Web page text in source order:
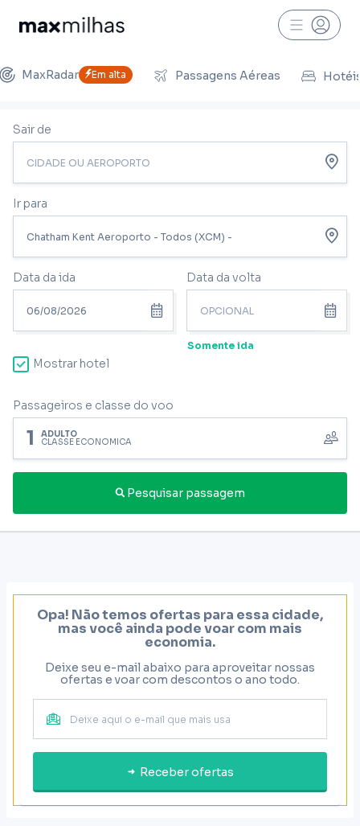
MaxRadar Em alta Passagens Aéreas
Sair de
Ir para
Data da ida Data da volta
Somente ida
Mostrar hotel
Passageiros e classe do voo
1 ADULTO
CLASSE ECONÔMICA
Pesquisar passagem
Opa! Não temos ofertas para essa cidade,
mas você ainda pode voar com mais
economia.
Deixe seu e-mail abaixo para aproveitar nossas
ofertas e voar com descontos o ano todo.
Receber ofertas